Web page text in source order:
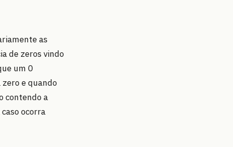
as
de zeros vindo
um 0
e quando
contendo a
ocorra